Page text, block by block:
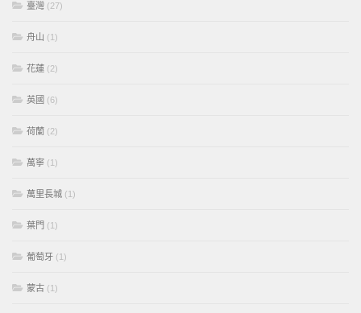
臺灣 (27)
舟山 (1)
花蓮 (2)
英國 (6)
荷蘭 (2)
萬寧 (1)
萬里長城 (1)
葉門 (1)
葡萄牙 (1)
蒙古 (1)